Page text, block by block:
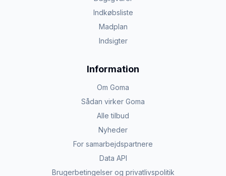
Indkøbsliste
Madplan
Indsigter
Information
Om Goma
Sådan virker Goma
Alle tilbud
Nyheder
For samarbejdspartnere
Data API
Brugerbetingelser og privatlivspolitik